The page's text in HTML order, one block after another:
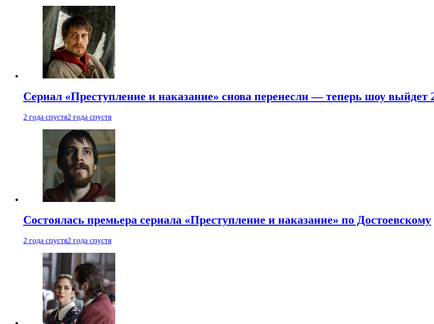
Сериал «Преступление и наказание» снова перенесли — теперь шоу выйдет
2 года спустя2 года спустя
Состоялась премьера сериала «Преступление и наказание» по Достоевскому
2 года спустя2 года спустя